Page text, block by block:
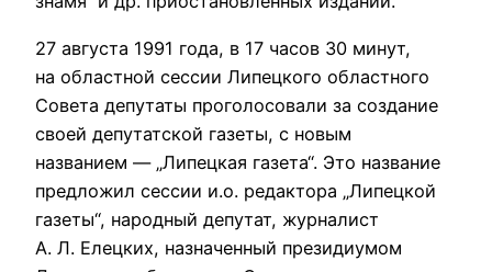
27 августа 1991 года, в 17 часов 30 минут,
на областной сессии Липецкого областного
Совета депутаты проголосовали за создание
своей депутатской газеты, с новым
названием — „Липецкая газета“. Это название
предложил сессии и.о. редактора „Липецкой
газеты“, народный депутат, журналист
А. Л. Елецких, назначенный президиумом